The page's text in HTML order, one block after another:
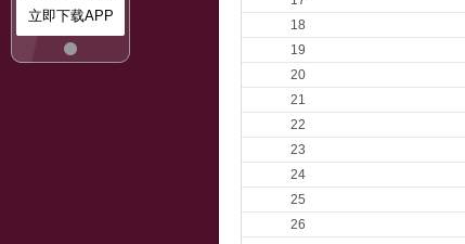
立即下载APP
18
19
20
21
22
23
24
25
26